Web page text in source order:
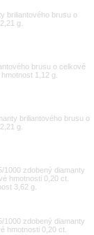
briliantového brusu o
g.
brusu o celkové
1,12 g.
briliantového brusu o
g.
zdobený diamanty
hmotnosti 0,20 ct.
3,62 g.
zdobený diamanty
hmotnosti 0,20 ct.